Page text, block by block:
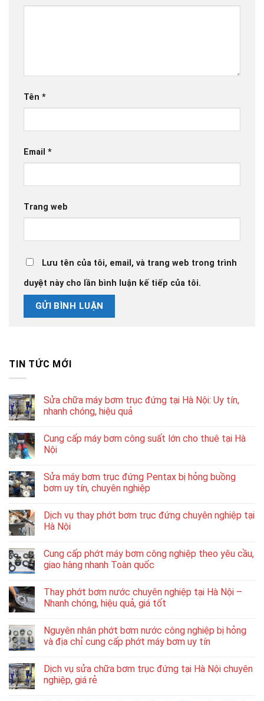
Tên *
Email *
Trang web
Lưu tên của tôi, email, và trang web trong trình
duyệt này cho lần bình luận kế tiếp của tôi.
TIN TỨC MỚI
Sửa chữa máy bơm trục đứng tại Hà Nội: Uy tín,
nhanh chóng, hiệu quả
Cung cấp máy bơm công suất lớn cho thuê tại Hà
Nội
Sửa máy bơm trục đứng Pentax bị hỏng buồng
bơm uy tín, chuyên nghiệp
Dịch vụ thay phớt bơm trục đứng chuyên nghiệp tại
Hà Nội
Cung cấp phớt máy bơm công nghiệp theo yêu cầu,
giao hàng nhanh Toàn quốc
Thay phớt bơm nước chuyên nghiệp tại Hà Nội –
Nhanh chóng, hiệu quả, giá tốt
Nguyên nhân phớt bơm nước công nghiệp bị hỏng
và địa chỉ cung cấp phớt máy bơm uy tín
Dịch vụ sửa chữa bơm trục đứng tại Hà Nội chuyên
nghiệp, giá rẻ